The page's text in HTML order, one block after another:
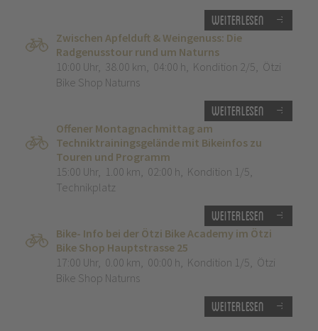
Weiterlesen
Zwischen Apfelduft & Weingenuss: Die
Radgenusstour rund um Naturns
10:00 Uhr, 38.00 km, 04:00 h, Kondition 2/5, Ötzi
Bike Shop Naturns
Weiterlesen
Offener Montagnachmittag am
Techniktrainingsgelände mit Bikeinfos zu
Touren und Programm
15:00 Uhr, 1.00 km, 02:00 h, Kondition 1/5,
Technikplatz
Weiterlesen
Bike- Info bei der Ötzi Bike Academy im Ötzi
Bike Shop Hauptstrasse 25
17:00 Uhr, 0.00 km, 00:00 h, Kondition 1/5, Ötzi
Bike Shop Naturns
Weiterlesen